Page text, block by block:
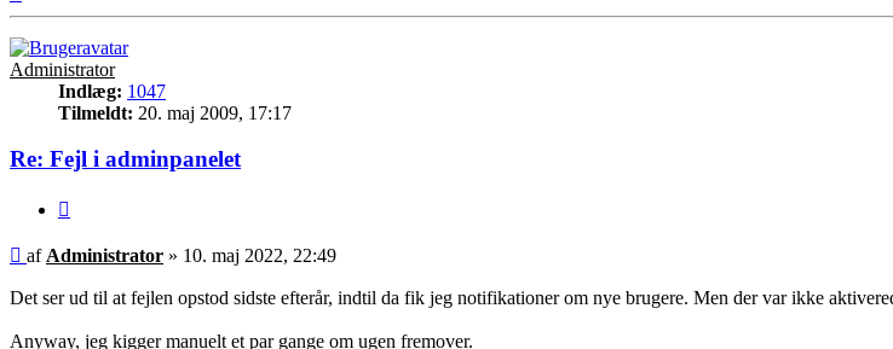
Administrator
Indlæg: 1047
Tilmeldt: 20. maj 2009, 17:17
Re: Fejl i adminpanelet
Indlæg
af Administrator » 10. maj 2022, 22:49
Det ser ud til at fejlen opstod sidste efterår, indtil da fik jeg notifikationer om nye brugere. Men der var ikke
Anyway, jeg kigger manuelt et par gange om ugen fremover.